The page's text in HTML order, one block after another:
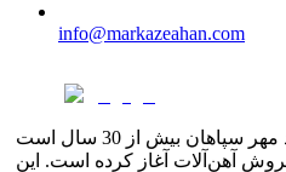
info@markazeahan.com
مرکزآهن با نام تجاری آهن سجاد مهر سپاهان بیش از 30 سال است
آهن‌آلات آغاز کرده است. این